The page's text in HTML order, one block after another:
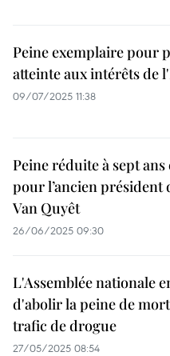
Peine exemplaire pour
atteinte aux intérêts de
09/07/2025 11:38
Peine réduite à sept ans
pour l’ancien président
Van Quyêt
26/06/2025 09:30
L'Assemblée nationale
d'abolir la peine de
trafic de drogue
27/05/2025 08:54